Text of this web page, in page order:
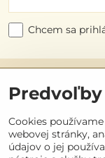
Chcem sa
Užitočné
Objednávky
Cookies
webovej stránky,
údajov o jej